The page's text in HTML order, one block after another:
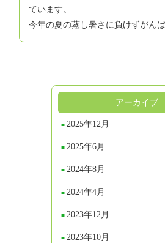
ています。
今年の夏の蒸し暑さに負けずがん
アーカイブ
2025年12月
2025年6月
2024年8月
2024年4月
2023年12月
2023年10月